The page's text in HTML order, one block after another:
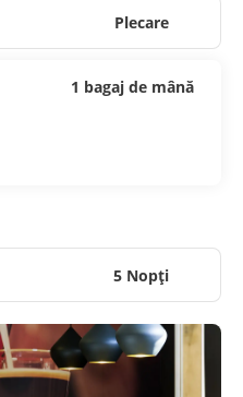
Plecare
1 bagaj de mână
5 Nopţi